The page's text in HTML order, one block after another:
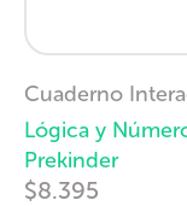
Cuaderno
Lógica y
Prekinder
$8.395